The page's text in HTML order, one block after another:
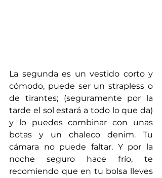
La segunda es un vestido corto y
cómodo, puede ser un strapless o
de tirantes; (seguramente por la
tarde el sol estará a todo lo que da)
y lo puedes combinar con unas
botas y un chaleco denim. Tu
cámara no puede faltar. Y por la
noche seguro hace frío, te
recomiendo que en tu bolsa lleves